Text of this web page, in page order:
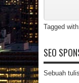
Tagged
SEO
Sebuah